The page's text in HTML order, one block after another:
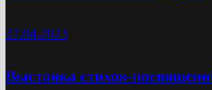
27.04.2023
Выставка стихов-